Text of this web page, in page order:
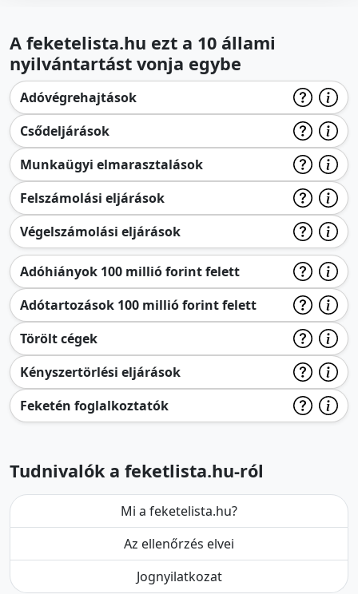
A feketelista.hu ezt a 10 állami
nyilvántartást vonja egybe
Adóvégrehajtások
Csődeljárások
Munkaügyi elmarasztalások
Felszámolási eljárások
Végelszámolási eljárások
Adóhiányok 100 millió forint felett
Adótartozások 100 millió forint felett
Törölt cégek
Kényszertörlési eljárások
Feketén foglalkoztatók
Tudnivalók a feketlista.hu-ról
Mi a feketelista.hu?
Az ellenőrzés elvei
Jognyilatkozat